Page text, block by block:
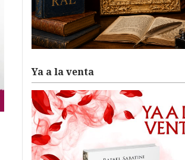
Ya a la venta